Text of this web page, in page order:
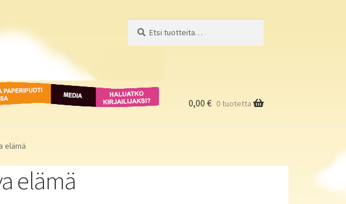
Media
Haluatko
kirjailijaksi?
0,00 € 0 tuotetta
elämä
elämä